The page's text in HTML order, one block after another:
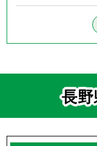
長